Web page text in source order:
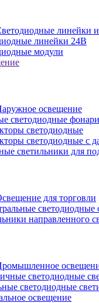
линейки
линейки 24В
модули
освещение
светодиодные фонари
светодиодные
светодиодные с
светильники для
для торговли
светодиодные
направленного
светодиодные
светодиодные
освещение